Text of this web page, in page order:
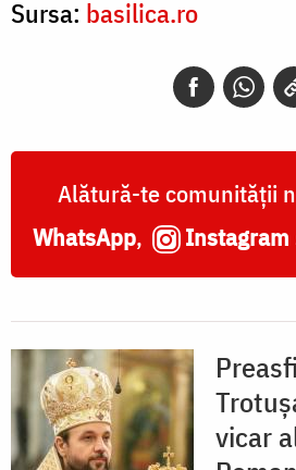
Sursa: basilica.ro
Alătură-te comunității
WhatsApp, Instagram
vicar